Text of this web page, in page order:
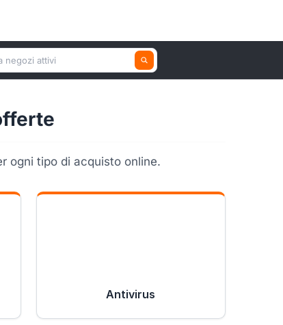
negozio attivo
ogni tipo di acquisto online.
Antivirus